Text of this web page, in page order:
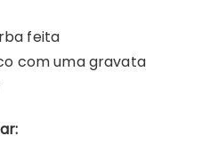
feita
com uma gravata